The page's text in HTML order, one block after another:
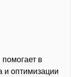
в
и оптимизации